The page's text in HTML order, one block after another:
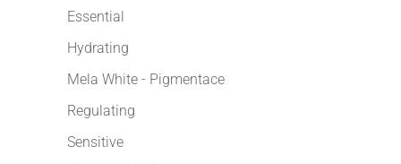
Essential
Hydrating
Mela White - Pigmentace
Regulating
Sensitive